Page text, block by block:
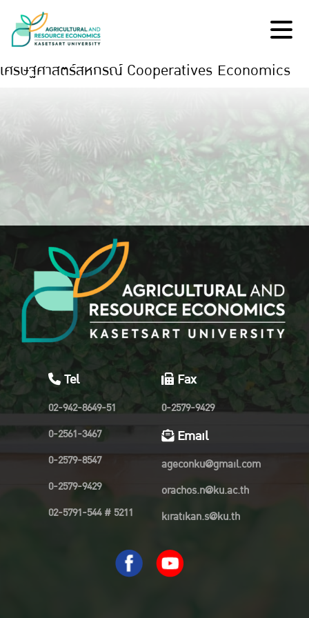
เศรษฐศาสตร์สหกรณ์ Cooperatives Economics
Tel
02-942-8649-51
0-2561-3467
0-2579-8547
0-2579-9429
02-5791-544 # 5211
Fax
0-2579-9429
Email
ageconku@gmail.com
orachos.n@ku.ac.th
kiratikan.s@ku.th